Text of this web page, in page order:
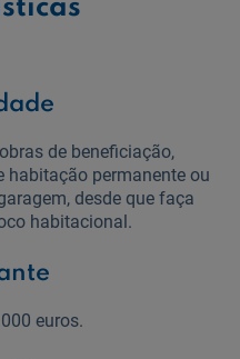
de beneficiação,
habitação permanente ou
desde que faça
habitacional.
euros.